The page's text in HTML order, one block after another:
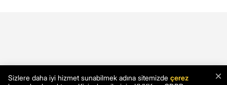
×
Sizlere daha iyi hizmet sunabilmek adına sitemizde çerez